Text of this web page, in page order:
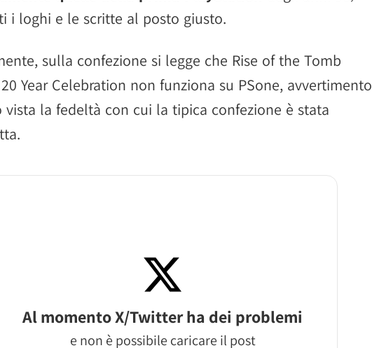
i loghi e le scritte al posto giusto.
sulla confezione si legge che Rise of the Tomb
Year Celebration non funziona su PSone, avvertimento
vista la fedeltà con cui la tipica confezione è stata
Al momento X/Twitter ha dei problemi
e non è possibile caricare il post